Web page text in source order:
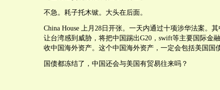
不急。耗子托木锨。大头在后面。
China House 上月28日开张。一天内通过十项涉华法案。
让台湾感到威胁，将把中国踢出G20，swift等主要国际金
收中国海外资产。这个中国海外资产，一定会包括美国国
国债都冻结了，中国还会与美国有贸易往来吗？